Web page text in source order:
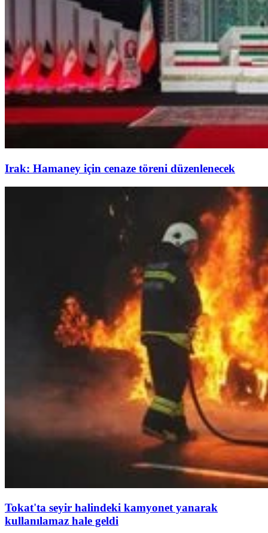
Irak: Hamaney için cenaze töreni düzenlenecek
Tokat'ta seyir halindeki kamyonet yanarak
kullanılamaz hale geldi